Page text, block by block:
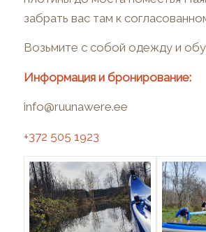
забрать вас там к
Возьмите с собой одежду и
Информация и бронирование:
info@ruunawere.ee
+372 505 1923